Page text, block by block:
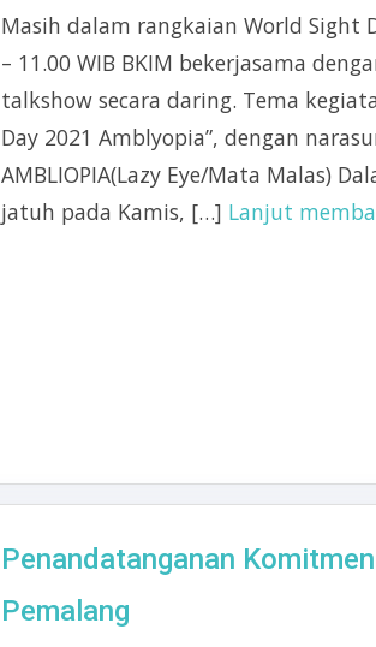
Masih dalam rangkaian World Sight
– 11.00 WIB BKIM bekerjasama
talkshow secara daring. Tema
Day 2021 Amblyopia”, dengan
AMBLIOPIA(Lazy Eye/Mata Malas)
jatuh pada Kamis, […] Lanjut
Penandatanganan
Pemalang